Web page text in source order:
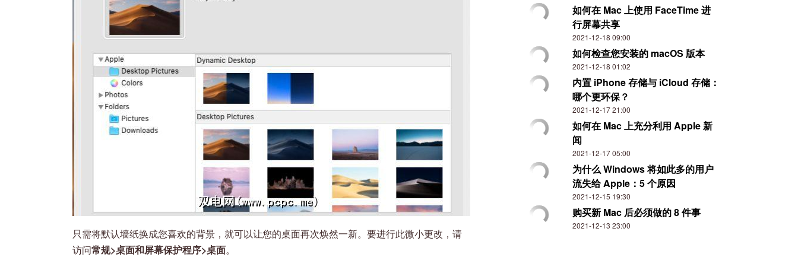
只需将默认墙纸换成您喜欢的背景，就可以让您的桌面再次焕然一新。要进行此微小更改，请
访问常规>桌面和屏幕保护程序>桌面。
如何在 Mac 上使用 FaceTime 进
行屏幕共享
2021-12-18 09:00
如何检查您安装的 macOS 版本
2021-12-18 01:02
内置 iPhone 存储与 iCloud 存储：
哪个更环保？
2021-12-17 21:00
如何在 Mac 上充分利用 Apple 新
闻
2021-12-17 05:00
为什么 Windows 将如此多的用户
流失给 Apple：5 个原因
2021-12-15 19:30
购买新 Mac 后必须做的 8 件事
2021-12-13 23:00